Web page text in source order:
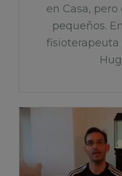
en Casa,
pequeños.
fisioterapeuta